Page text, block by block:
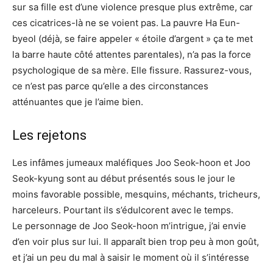
sur sa fille est d’une violence presque plus extrême, car
ces cicatrices-là ne se voient pas. La pauvre Ha Eun-
byeol (déjà, se faire appeler « étoile d’argent » ça te met
la barre haute côté attentes parentales), n’a pas la force
psychologique de sa mère. Elle fissure. Rassurez-vous,
ce n’est pas parce qu’elle a des circonstances
atténuantes que je l’aime bien.
Les rejetons
Les infâmes jumeaux maléfiques Joo Seok-hoon et Joo
Seok-kyung sont au début présentés sous le jour le
moins favorable possible, mesquins, méchants, tricheurs,
harceleurs. Pourtant ils s’édulcorent avec le temps.
Le personnage de Joo Seok-hoon m’intrigue, j’ai envie
d’en voir plus sur lui. Il apparaît bien trop peu à mon goût,
et j’ai un peu du mal à saisir le moment où il s’intéresse